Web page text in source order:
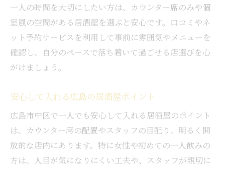
一人の時間を大切にしたい方は、カウンター席のみや個
室風の空間がある居酒屋を選ぶと安心です。口コミやネ
ット予約サービスを利用して事前に雰囲気やメニューを
確認し、自分のペースで落ち着いて過ごせる店選びを心
がけましょう。
安心して入れる広島の居酒屋ポイント
広島市中区で一人でも安心して入れる居酒屋のポイント
は、カウンター席の配置やスタッフの目配り、明るく開
放的な店内にあります。特に女性や初めての一人飲みの
方は、人目が気になりにくい工夫や、スタッフが親切に